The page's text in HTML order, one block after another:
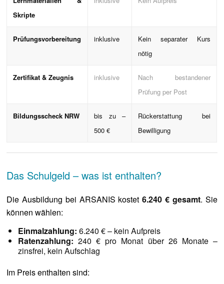
Skripte
Prüfungsvorbereitung inklusive
Kein separater Kurs
nötig
Zertifikat & Zeugnis inklusive
Nach bestandener
Prüfung per Post
Bildungsscheck NRW
bis zu –
500 €
Rückerstattung bei
Bewilligung
Das Schulgeld – was ist enthalten?
Die Ausbildung bei ARSANIS kostet6.240 € gesamt. Sie
können wählen:
Einmalzahlung: 6.240 € – kein Aufpreis
Ratenzahlung: 240 € pro Monat über 26 Monate –
zinsfrei, kein Aufschlag
Im Preis enthalten sind: